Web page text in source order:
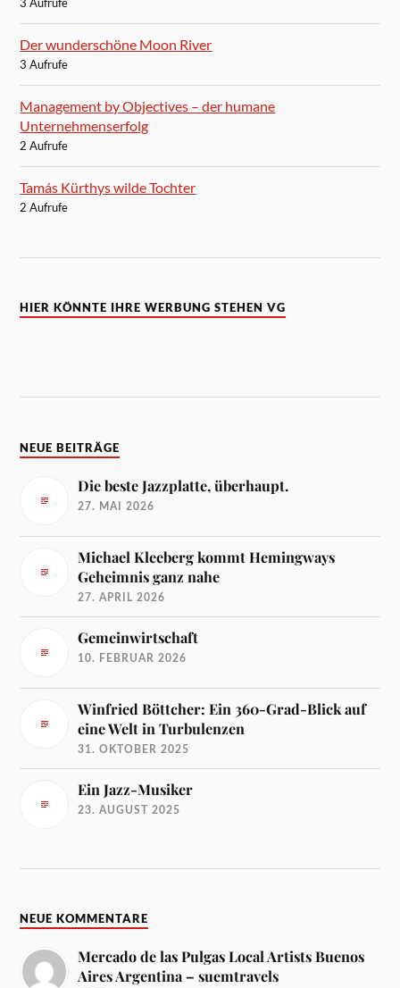
3 Aufrufe
Der wunderschöne Moon River
3 Aufrufe
Management by Objectives – der humane
Unternehmenserfolg
2 Aufrufe
Tamás Kürthys wilde Tochter
2 Aufrufe
HIER KÖNNTE IHRE WERBUNG STEHEN VG
NEUE BEITRÄGE
Die beste Jazzplatte, überhaupt.
27. MAI 2026
Michael Kleeberg kommt Hemingways
Geheimnis ganz nahe
27. APRIL 2026
Gemeinwirtschaft
10. FEBRUAR 2026
Winfried Böttcher: Ein 360-Grad-Blick auf
eine Welt in Turbulenzen
31. OKTOBER 2025
Ein Jazz-Musiker
23. AUGUST 2025
NEUE KOMMENTARE
Mercado de las Pulgas Local Artists Buenos
Aires Argentina – suemtravels